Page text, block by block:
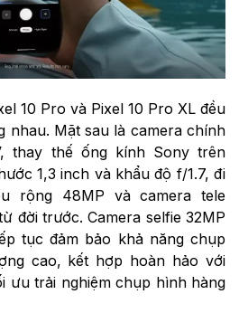
10 Pro và Pixel 10 Pro XL đều
nhau. Mặt sau là camera chính
thay thế ống kính Sony trên
1,3 inch và khẩu độ f/1.7, đi
rộng 48MP và camera tele
đời trước. Camera selfie 32MP
tục đảm bảo khả năng chụp
cao, kết hợp hoàn hảo với
ưu trải nghiệm chụp hình hàng